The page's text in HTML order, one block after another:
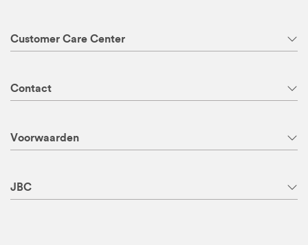
Customer Care Center
Contact
Voorwaarden
JBC